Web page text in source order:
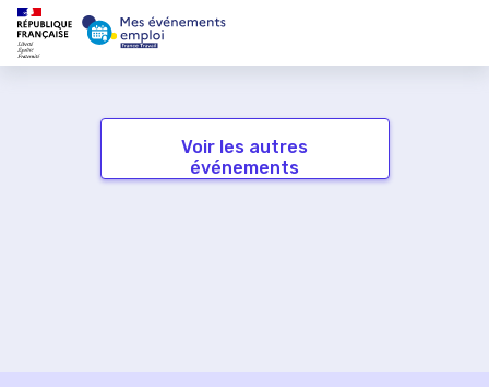
Voir les autres
événements